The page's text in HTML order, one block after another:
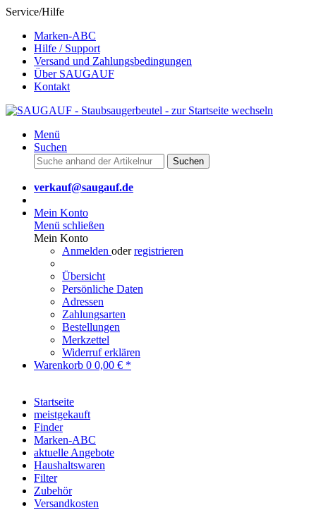
Service/Hilfe
Marken-ABC
Hilfe / Support
Versand und Zahlungsbedingungen
Über SAUGAUF
Kontakt
Menü
Suchen
Suchen
verkauf@saugauf.de
Mein Konto
Menü schließen
Mein Konto
Anmelden oderregistrieren
Übersicht
Persönliche Daten
Adressen
Zahlungsarten
Bestellungen
Merkzettel
Widerruf erklären
Warenkorb 0 0,00 € *
Startseite
meistgekauft
Finder
Marken-ABC
aktuelle Angebote
Haushaltswaren
Filter
Zubehör
Versandkosten